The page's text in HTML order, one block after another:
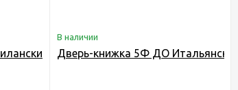
Орех
В наличии
Дверь-книжка 5Ф ДО